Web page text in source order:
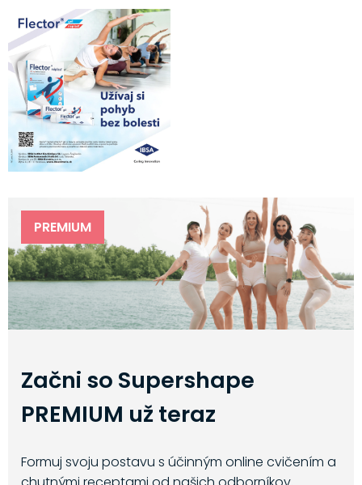
PREMIUM
Začni so Supershape
PREMIUM už teraz
Formuj svoju postavu s účinným online cvičením a